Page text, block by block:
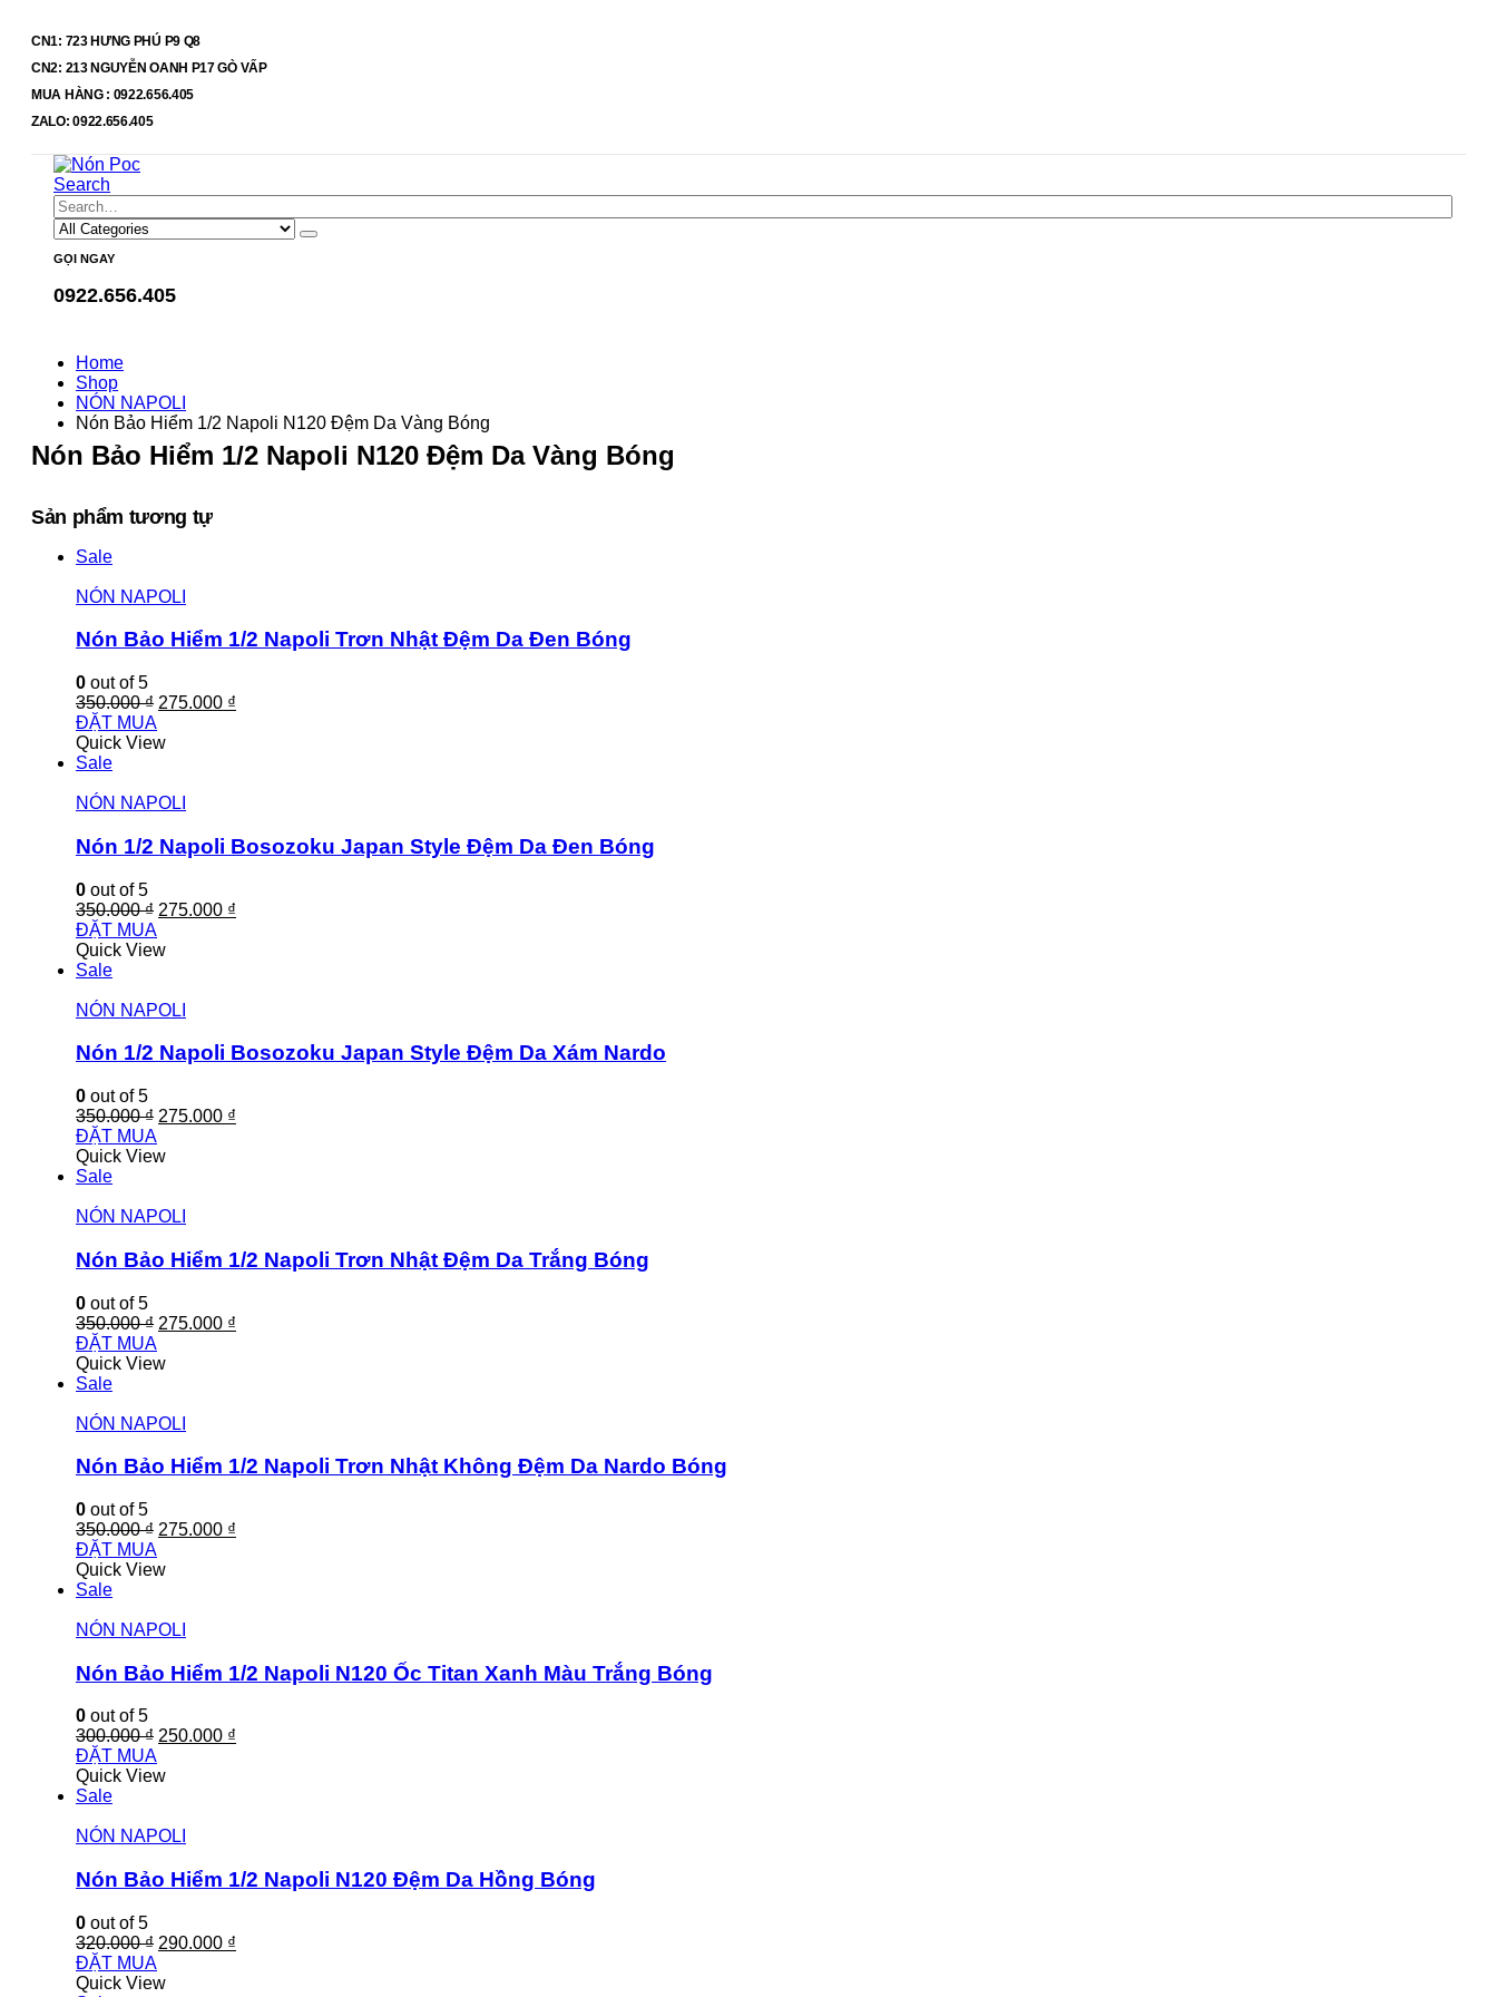
CN1: 723 HƯNG PHÚ P9 Q8
CN2: 213 NGUYỄN OANH P17 GÒ VẤP
MUA HÀNG : 0922.656.405
ZALO: 0922.656.405
Search
GỌI NGAY
0922.656.405
Home
Shop
NÓN NAPOLI
Nón Bảo Hiểm 1/2 Napoli N120 Đệm Da Vàng Bóng
Nón Bảo Hiểm 1/2 Napoli N120 Đệm Da Vàng Bóng
Sản phẩm tương tự
Sale
NÓN NAPOLI
Nón Bảo Hiểm 1/2 Napoli Trơn Nhật Đệm Da Đen Bóng
0 out of 5
350.000₫ 275.000 ₫
ĐẶT MUA
Quick View
Sale
NÓN NAPOLI
Nón 1/2 Napoli Bosozoku Japan Style Đệm Da Đen Bóng
0 out of 5
350.000₫ 275.000 ₫
ĐẶT MUA
Quick View
Sale
NÓN NAPOLI
Nón 1/2 Napoli Bosozoku Japan Style Đệm Da Xám Nardo
0 out of 5
350.000₫ 275.000 ₫
ĐẶT MUA
Quick View
Sale
NÓN NAPOLI
Nón Bảo Hiểm 1/2 Napoli Trơn Nhật Đệm Da Trắng Bóng
0 out of 5
350.000₫ 275.000 ₫
ĐẶT MUA
Quick View
Sale
NÓN NAPOLI
Nón Bảo Hiểm 1/2 Napoli Trơn Nhật Không Đệm Da Nardo Bóng
0 out of 5
350.000₫ 275.000 ₫
ĐẶT MUA
Quick View
Sale
NÓN NAPOLI
Nón Bảo Hiểm 1/2 Napoli N120 Ốc Titan Xanh Màu Trắng Bóng
0 out of 5
300.000₫ 250.000 ₫
ĐẶT MUA
Quick View
Sale
NÓN NAPOLI
Nón Bảo Hiểm 1/2 Napoli N120 Đệm Da Hồng Bóng
0 out of 5
320.000₫ 290.000 ₫
ĐẶT MUA
Quick View